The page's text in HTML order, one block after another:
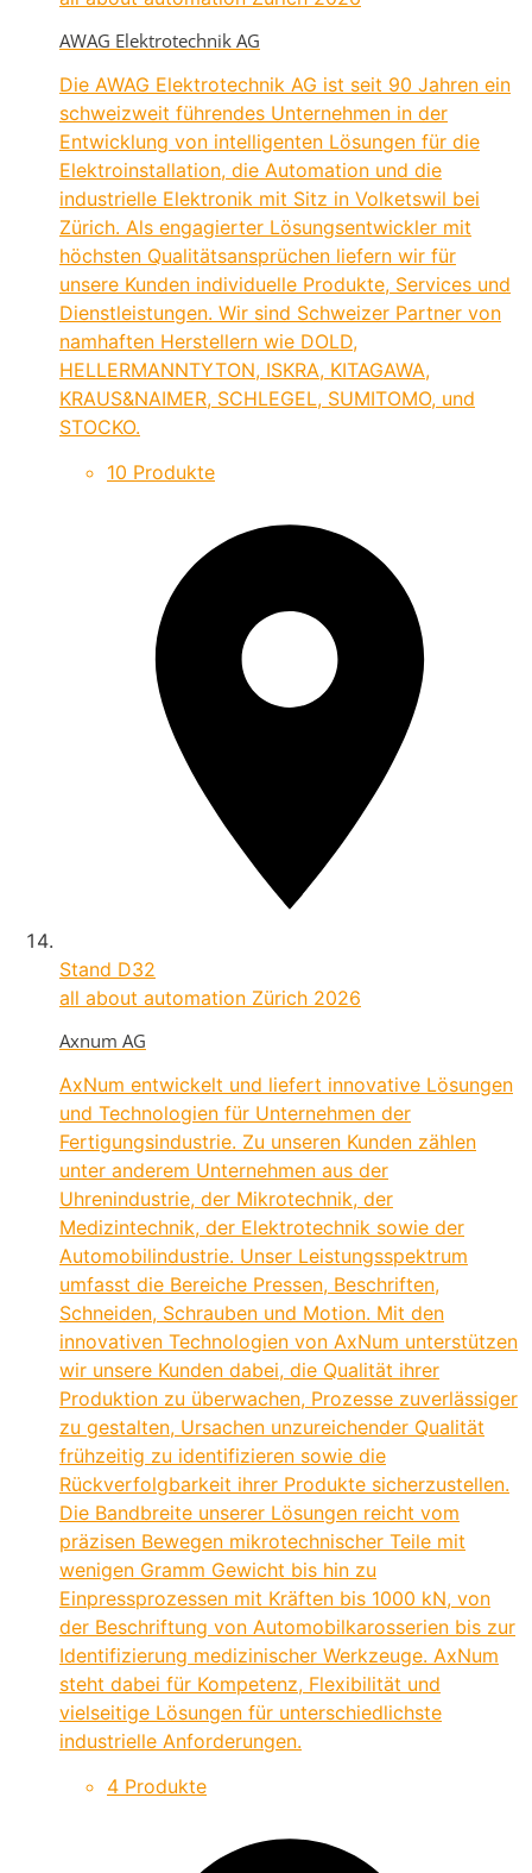
AWAG Elektrotechnik AG
Die AWAG Elektrotechnik AG ist seit 90 Jahren ein
schweizweit führendes Unternehmen in der
Entwicklung von intelligenten Lösungen für die
Elektroinstallation, die Automation und die
industrielle Elektronik mit Sitz in Volketswil bei
Zürich. Als engagierter Lösungsentwickler mit
höchsten Qualitätsansprüchen liefern wir für
unsere Kunden individuelle Produkte, Services und
Dienstleistungen. Wir sind Schweizer Partner von
namhaften Herstellern wie DOLD,
HELLERMANNTYTON, ISKRA, KITAGAWA,
KRAUS&NAIMER, SCHLEGEL, SUMITOMO, und
STOCKO.
10 Produkte
Stand D32
all about automation Zürich 2026
Axnum AG
AxNum entwickelt und liefert innovative Lösungen
und Technologien für Unternehmen der
Fertigungsindustrie. Zu unseren Kunden zählen
unter anderem Unternehmen aus der
Uhrenindustrie, der Mikrotechnik, der
Medizintechnik, der Elektrotechnik sowie der
Automobilindustrie. Unser Leistungsspektrum
umfasst die Bereiche Pressen, Beschriften,
Schneiden, Schrauben und Motion. Mit den
innovativen Technologien von AxNum unterstützen
wir unsere Kunden dabei, die Qualität ihrer
Produktion zu überwachen, Prozesse zuverlässiger
zu gestalten, Ursachen unzureichender Qualität
frühzeitig zu identifizieren sowie die
Rückverfolgbarkeit ihrer Produkte sicherzustellen.
Die Bandbreite unserer Lösungen reicht vom
präzisen Bewegen mikrotechnischer Teile mit
wenigen Gramm Gewicht bis hin zu
Einpressprozessen mit Kräften bis 1000 kN, von
der Beschriftung von Automobilkarosserien bis zur
Identifizierung medizinischer Werkzeuge. AxNum
steht dabei für Kompetenz, Flexibilität und
vielseitige Lösungen für unterschiedlichste
industrielle Anforderungen.
4 Produkte